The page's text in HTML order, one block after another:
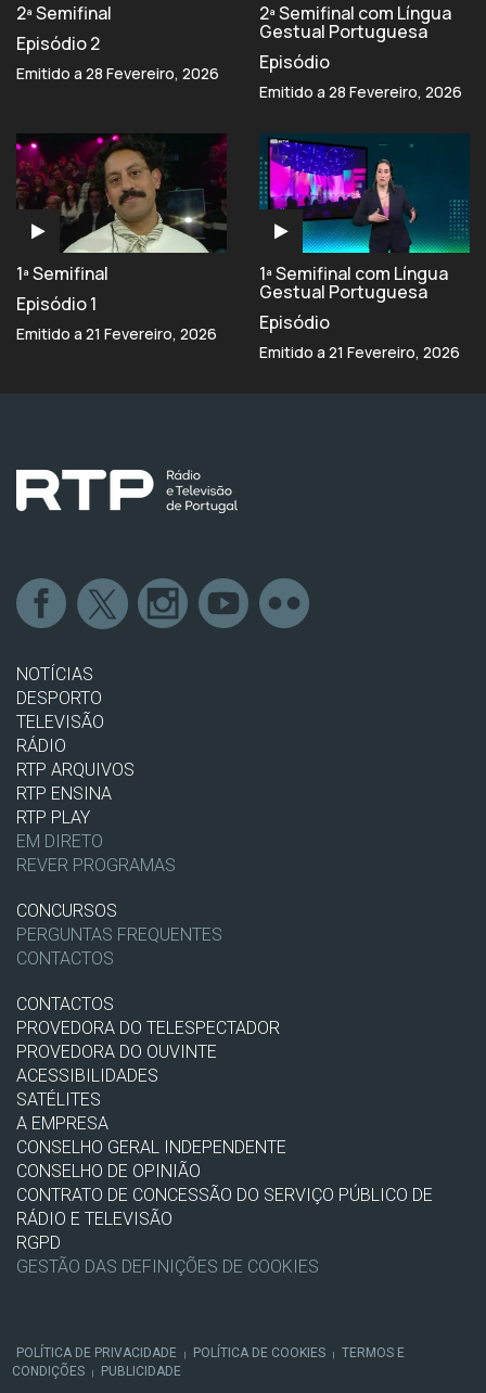
2ª Semifinal
Episódio 2
Emitido a 28 Fevereiro, 2026
2ª Semifinal com Língua
Gestual Portuguesa
Episódio
Emitido a 28 Fevereiro, 2026
1ª Semifinal
Episódio 1
Emitido a 21 Fevereiro, 2026
1ª Semifinal com Língua
Gestual Portuguesa
Episódio
Emitido a 21 Fevereiro, 2026
NOTÍCIAS
DESPORTO
TELEVISÃO
RÁDIO
RTP ARQUIVOS
RTP ENSINA
RTP PLAY
EM DIRETO
REVER PROGRAMAS
CONCURSOS
PERGUNTAS FREQUENTES
CONTACTOS
CONTACTOS
PROVEDORA DO TELESPECTADOR
PROVEDORA DO OUVINTE
ACESSIBILIDADES
SATÉLITES
A EMPRESA
CONSELHO GERAL INDEPENDENTE
CONSELHO DE OPINIÃO
CONTRATO DE CONCESSÃO DO SERVIÇO PÚBLICO DE
RÁDIO E TELEVISÃO
RGPD
GESTÃO DAS DEFINIÇÕES DE COOKIES
POLÍTICA DE PRIVACIDADE | POLÍTICA DE COOKIES |
TERMOS E
CONDIÇÕES
| PUBLICIDADE